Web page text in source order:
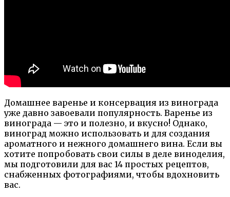
Домашнее варенье и консервация из винограда
уже давно завоевали популярность. Варенье из
винограда — это и полезно, и вкусно! Однако,
виноград можно использовать и для создания
ароматного и нежного домашнего вина. Если вы
хотите попробовать свои силы в деле виноделия,
мы подготовили для вас 14 простых рецептов,
снабженных фотографиями, чтобы вдохновить
вас.